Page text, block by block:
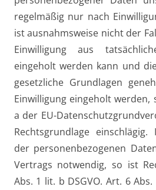
regelmäßig nur nach
ist ausnahmsweise nicht der
Einwilligung aus
eingeholt werden kann und
gesetzliche Grundlagen
Einwilligung eingeholt werden,
a der EU-
Rechtsgrundlage
der personenbezogenen
Vertrags notwendig, so ist
Abs. 1 lit. b DSGVO. Art. 6